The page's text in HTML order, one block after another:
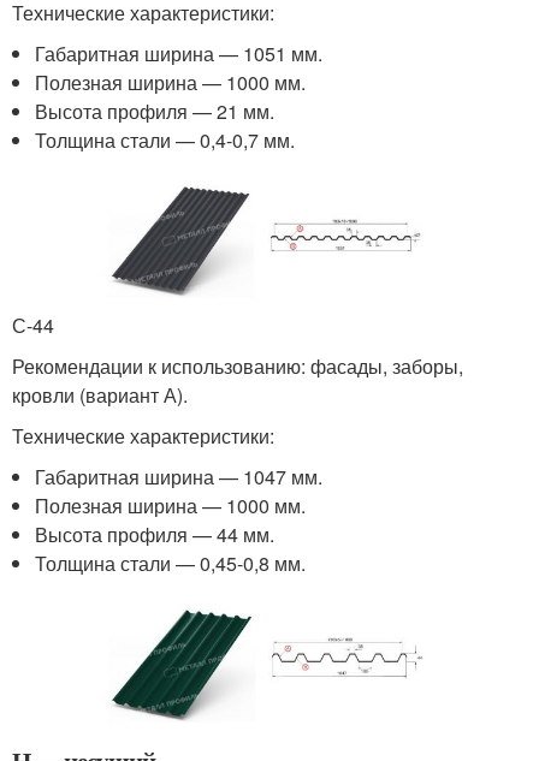
Технические характеристики:
Габаритная ширина — 1051 мм.
Полезная ширина — 1000 мм.
Высота профиля — 21 мм.
Толщина стали — 0,4-0,7 мм.
С-44
Рекомендации к использованию: фасады, заборы,
кровли (вариант А).
Технические характеристики:
Габаритная ширина — 1047 мм.
Полезная ширина — 1000 мм.
Высота профиля — 44 мм.
Толщина стали — 0,45-0,8 мм.